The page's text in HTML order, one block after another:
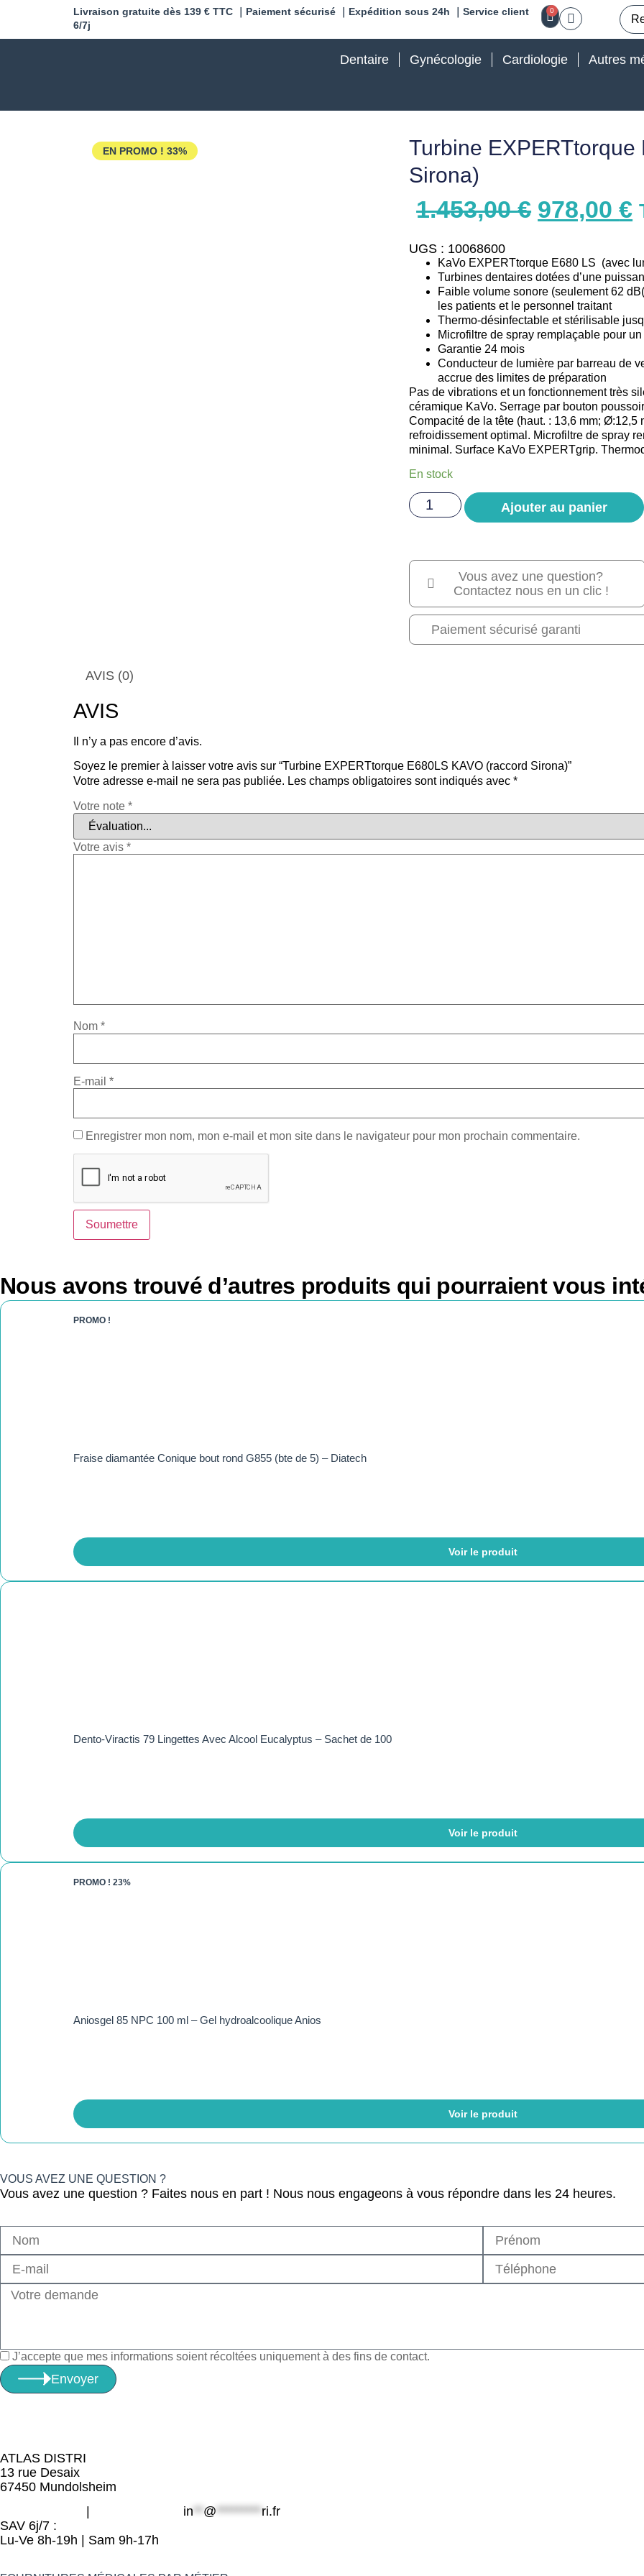
Livraison gratuite dès 139 € TTC ｜Paiement sécurisé ｜Expédition sous 24h ｜Service client
6/7j
0
Dentaire Gynécologie Cardiologie Autres
EN PROMO ! 33%
Turbine EXPERTtorque
Sirona)
1.453,00€ 978,00€
UGS : 10068600
KaVo EXPERTtorque E680 LS (avec
Turbines dentaires dotées d’une
Faible volume sonore (seulement 62
les patients et le personnel traitant
Thermo-désinfectable et stérilisable
Microfiltre de spray remplaçable pour
Garantie 24 mois
Conducteur de lumière par barreau de
accrue des limites de préparation
Pas de vibrations et un fonctionnement très
céramique KaVo. Serrage par bouton
Compacité de la tête (haut. : 13,6 mm; Ø:12,5
refroidissement optimal. Microfiltre de spray
minimal. Surface KaVo EXPERTgrip.
En stock
Ajouter au panier
Vous avez une question?
Contactez nous en un clic !
Paiement sécurisé garanti
AVIS (0)
AVIS
Il n’y a pas encore d’avis.
Soyez le premier à laisser votre avis sur “Turbine EXPERTtorque E680LS KAVO (raccord Sirona)”
Votre adresse e-mail ne sera pas publiée. Les champs obligatoires sont indiqués avec *
Votre note *
Votre avis *
Nom *
E-mail *
Enregistrer mon nom, mon e-mail et mon site dans le navigateur pour mon prochain commentaire.
Nous avons trouvé d’autres produits qui pourraient vous
PROMO !
Fraise diamantée Conique bout rond G855 (bte de 5) – Diatech
Voir le produit
Dento-Viractis 79 Lingettes Avec Alcool Eucalyptus – Sachet de 100
Voir le produit
PROMO ! 23%
Aniosgel 85 NPC 100 ml – Gel hydroalcoolique Anios
Voir le produit
VOUS AVEZ UNE QUESTION ?
Vous avez une question ? Faites nous en part ! Nous nous engageons à vous répondre dans les 24 heures.
J’accepte que mes informations soient récoltées uniquement à des fins de contact.
Envoyer
ATLAS DISTRI
13 rue Desaix
67450 Mundolsheim
in**@*********ri.fr
SAV 6j/7 :
Lu-Ve 8h-19h | Sam 9h-17h